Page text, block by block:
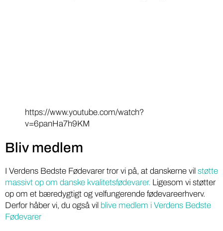
https://www.youtube.com/watch?
v=6panHa7h9KM
Bliv medlem
I Verdens Bedste Fødevarer tror vi på, at danskerne vil støtte
massivt op om danske kvalitetsfødevarer. Ligesom vi støtter
op om et bæredygtigt og velfungerende fødevareerhverv.
Derfor håber vi, du også vil blive medlem i Verdens Bedste
Fødevarer